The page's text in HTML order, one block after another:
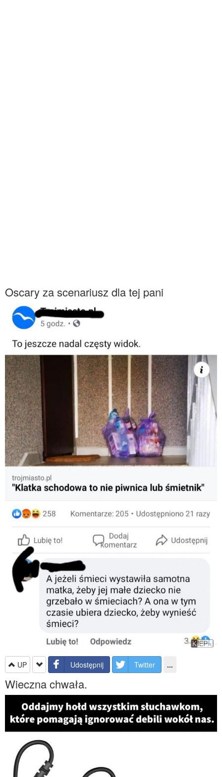
Oscary za scenariusz dla tej pani
UP Udostępnij Twitter ...
Wieczna chwała.